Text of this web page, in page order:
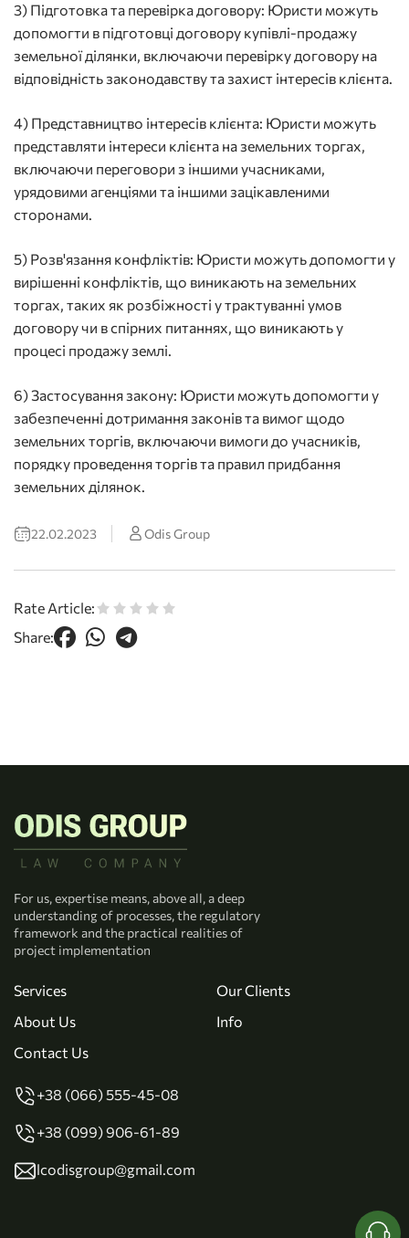
3) Підготовка та перевірка договору: Юристи можуть
допомогти в підготовці договору купівлі-продажу
земельної ділянки, включаючи перевірку договору на
відповідність законодавству та захист інтересів клієнта.
4) Представництво інтересів клієнта: Юристи можуть
представляти інтереси клієнта на земельних торгах,
включаючи переговори з іншими учасниками,
урядовими агенціями та іншими зацікавленими
сторонами.
5) Розв'язання конфліктів: Юристи можуть допомогти у
вирішенні конфліктів, що виникають на земельних
торгах, таких як розбіжності у трактуванні умов
договору чи в спірних питаннях, що виникають у
процесі продажу землі.
6) Застосування закону: Юристи можуть допомогти у
забезпеченні дотримання законів та вимог щодо
земельних торгів, включаючи вимоги до учасників,
порядку проведення торгів та правил придбання
земельних ділянок.
22.02.2023 Odis Group
Rate Article:
Share:
For us, expertise means, above all, a deep
understanding of processes, the regulatory
framework and the practical realities of
project implementation
Services
Our Clients
About Us
Info
Contact Us
+38 (066) 555-45-08
+38 (099) 906-61-89
lcodisgroup@gmail.com